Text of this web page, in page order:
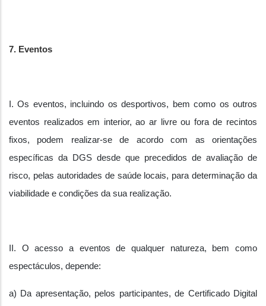
7. Eventos
I. Os eventos, incluindo os desportivos, bem como os outros
eventos realizados em interior, ao ar livre ou fora de recintos
fixos, podem realizar-se de acordo com as orientações
específicas da DGS desde que precedidos de avaliação de
risco, pelas autoridades de saúde locais, para determinação da
viabilidade e condições da sua realização.
II. O acesso a eventos de qualquer natureza, bem como
espectáculos, depende:
a) Da apresentação, pelos participantes, de Certificado Digital